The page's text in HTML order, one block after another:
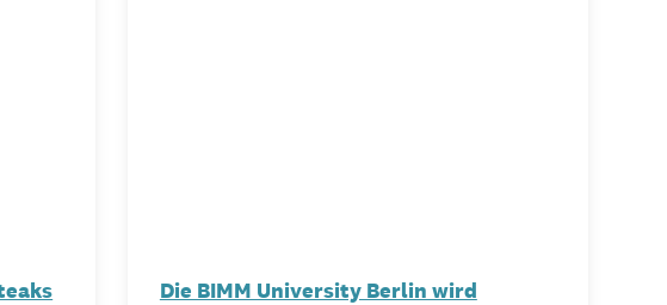
Die BIMM University Berlin wird